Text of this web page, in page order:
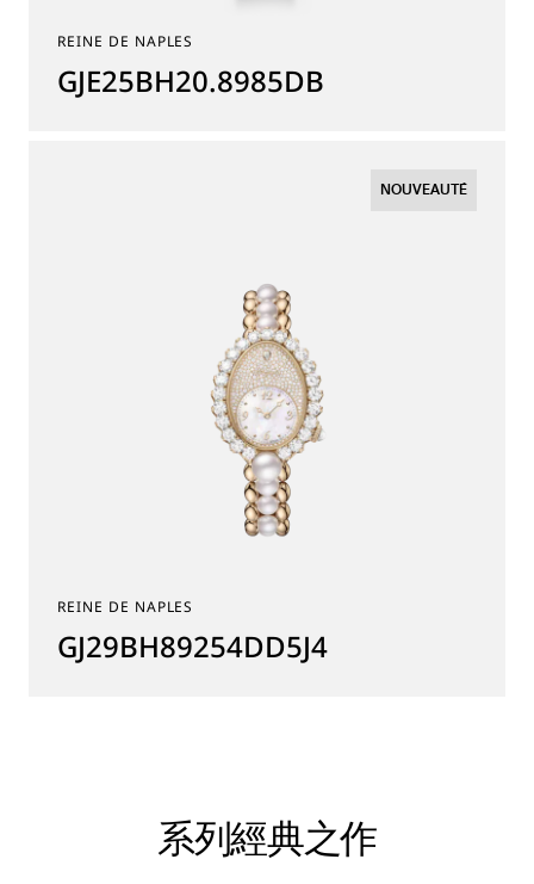
REINE DE NAPLES
GJE25BH20.8985DB
REINE DE NAPLES
GJ29BH89254DD5J4
NOUVEAUTÉ
系列經典之作